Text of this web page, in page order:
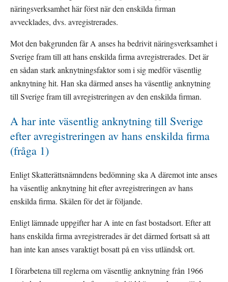
näringsverksamhet här först när den enskilda firman
avvecklades, dvs. avregistrerades.
Mot den bakgrunden får A anses ha bedrivit näringsverksamhet i
Sverige fram till att hans enskilda firma avregistrerades. Det är
en sådan stark anknytningsfaktor som i sig medför väsentlig
anknytning hit. Han ska därmed anses ha väsentlig anknytning
till Sverige fram till avregistreringen av den enskilda firman.
A har inte väsentlig anknytning till Sverige
efter avregistreringen av hans enskilda firma
(fråga 1)
Enligt Skatterättsnämndens bedömning ska A däremot inte anses
ha väsentlig anknytning hit efter avregistreringen av hans
enskilda firma. Skälen för det är följande.
Enligt lämnade uppgifter har A inte en fast bostadsort. Efter att
hans enskilda firma avregistrerades är det därmed fortsatt så att
han inte kan anses varaktigt bosatt på en viss utländsk ort.
I förarbetena till reglerna om väsentlig anknytning från 1966